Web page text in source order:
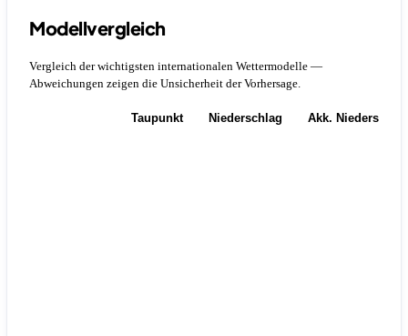
Modellvergleich
Vergleich der wichtigsten internationalen Wettermodelle —
Abweichungen zeigen die Unsicherheit der Vorhersage.
Taupunkt Niederschlag Akk.